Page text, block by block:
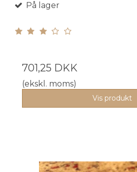
På lager
701,25 DKK
(ekskl. moms)
Vis produkt